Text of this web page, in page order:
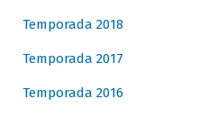
Temporada 2018
Temporada 2017
Temporada 2016